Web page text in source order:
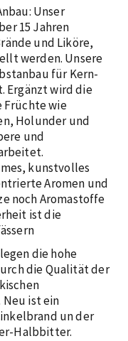
Unser
15 Jahren
und Liköre,
werden. Unsere
für Kern-
Ergänzt wird die
wie
Holunder und
und
kunstvolles
Aromen und
noch Aromastoffe
ist die
die hohe
die Qualität der
ist ein
un der
Halbbitter.